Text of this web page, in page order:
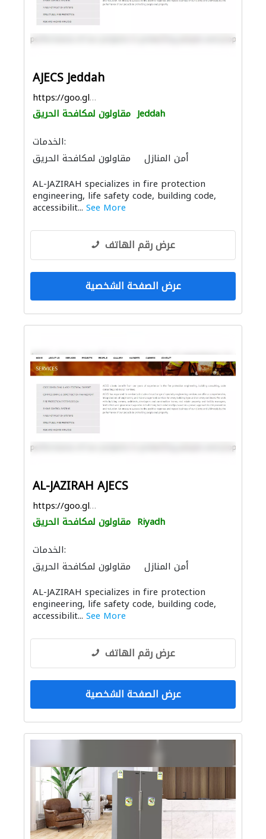
AJECS Jeddah
https://goo.gl/maps/73wJxi4ykmrHa2zz5
مقاولون لمكافحة الحريق Jeddah
الخدمات:
مقاولون لمكافحة الحريق
أمن المنازل
AL-JAZIRAH specializes in fire protection
engineering, life safety code, building code,
accessibilit... See More
عرض رقم الهاتف
عرض الصفحة الشخصية
AL-JAZIRAH AJECS
https://goo.gl/maps/M3X46PApYpkvWb416
مقاولون لمكافحة الحريق Riyadh
الخدمات:
مقاولون لمكافحة الحريق
أمن المنازل
AL-JAZIRAH specializes in fire protection
engineering, life safety code, building code,
accessibilit... See More
عرض رقم الهاتف
عرض الصفحة الشخصية